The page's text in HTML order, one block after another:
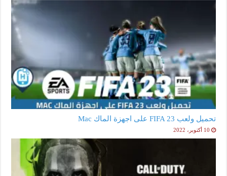
تحميل ولعب FIFA 23 على اجهزة الماك Mac
10 أكتوبر، 2022